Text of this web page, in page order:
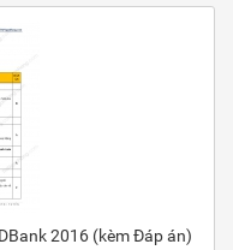
2016 (kèm Đáp án)